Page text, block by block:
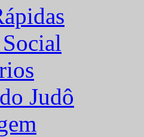
Judô